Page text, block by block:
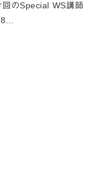
回のSpecial WS講師